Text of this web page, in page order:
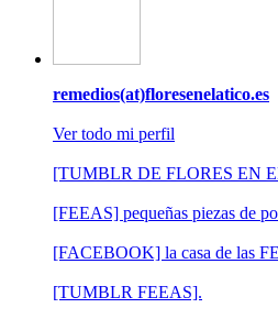
remedios(at)floresenelatico.es
Ver todo mi perfil
[TUMBLR DE FLORES EN
[FEEAS] pequeñas piezas de
[FACEBOOK] la casa de las
[TUMBLR FEEAS].